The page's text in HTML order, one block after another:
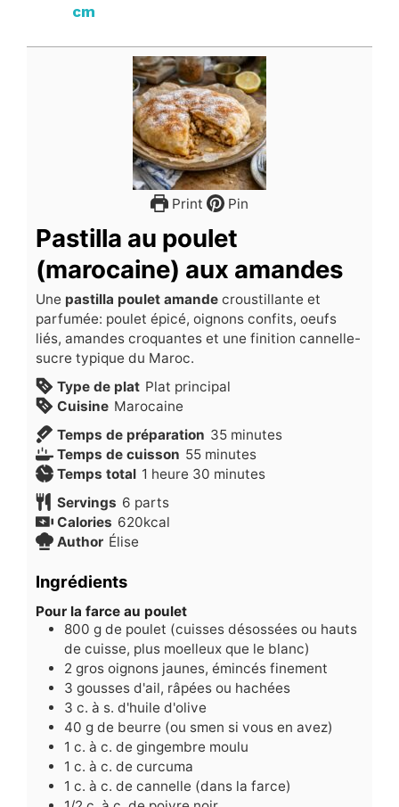
cm
Print Pin
Pastilla au poulet
(marocaine) aux amandes
Une pastilla poulet amande croustillante et
parfumée: poulet épicé, oignons confits, oeufs
liés, amandes croquantes et une finition cannelle-
sucre typique du Maroc.
Type de plat Plat principal
Cuisine Marocaine
Temps de préparation 35minutes
minutes
Temps de cuisson 55minutes
minutes
Temps total 1 heure
heure 30minutes
minutes
Servings 6 parts
Calories 620kcal
Author Élise
Ingrédients
Pour la farce au poulet
800 g de poulet (cuisses désossées ou hauts
de cuisse, plus moelleux que le blanc)
2 gros oignons jaunes, émincés finement
3 gousses d'ail, râpées ou hachées
3 c. à s. d'huile d'olive
40 g de beurre (ou smen si vous en avez)
1 c. à c. de gingembre moulu
1 c. à c. de curcuma
1 c. à c. de cannelle (dans la farce)